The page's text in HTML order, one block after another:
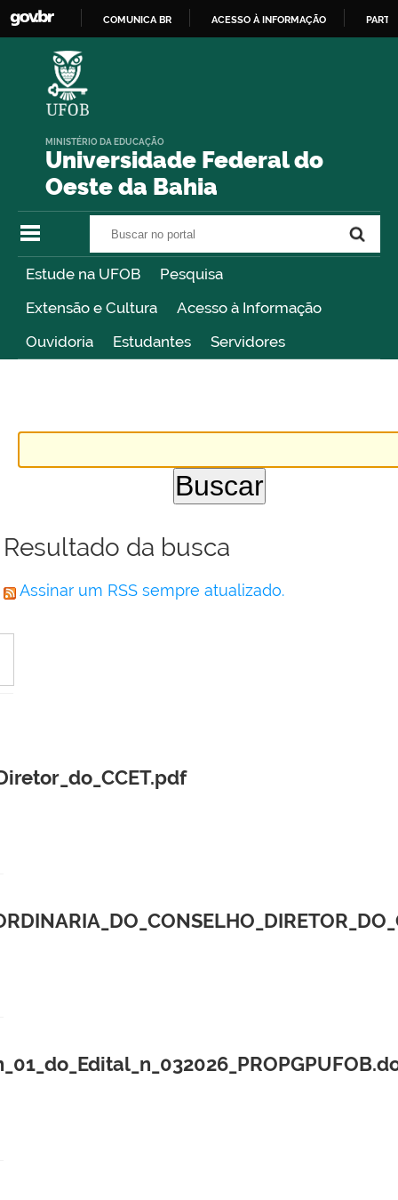
COMUNICA BR ACESSO À INFORMAÇÃO
Universidade Federal do
Oeste da Bahia
MINISTÉRIO DA EDUCAÇÃO
Estude na UFOB
Pesquisa
Extensão e Cultura
Acesso à Informação
Ouvidoria
Estudantes Servidores
Resultado da busca
Assinar um RSS sempre atualizado.